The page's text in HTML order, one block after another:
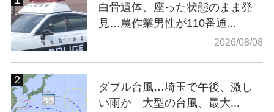
白骨遺体、座った状態のまま発
見…農作業男性が110番通...
2026/08/08
ダブル台風…埼玉で午後、激し
い雨か 大型の台風、最大...